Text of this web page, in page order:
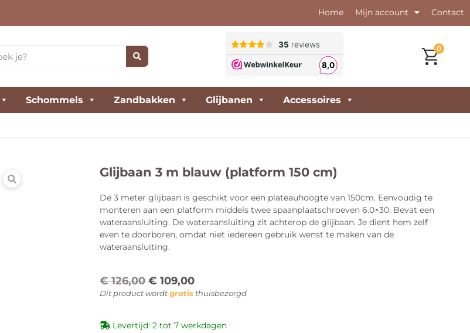
Home Mijn account Contact
0
Schommels Zandbakken Glijbanen Accessoires
Glijbaan 3 m blauw (platform 150 cm)
De 3 meter glijbaan is geschikt voor een plateauhoogte van 150cm. Eenvoudig te
monteren aan een platform middels twee spaanplaatschroeven 6.0×30. Bevat een
wateraansluiting. De wateraansluiting zit achterop de glijbaan. Je dient hem zelf
even te doorboren, omdat niet iedereen gebruik wenst te maken van de
wateraansluiting.
€126,00 € 109,00
Dit product wordt gratis thuisbezorgd
Levertijd: 2 tot 7 werkdagen